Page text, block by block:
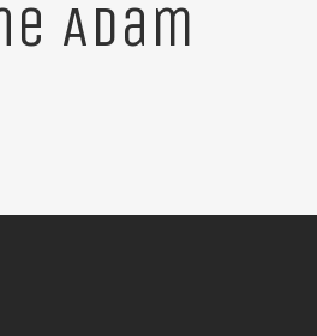
Adam